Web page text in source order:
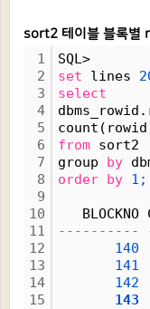
sort2 테이블 블록별
1
2
3
4
5
6
7
8
9
10
11
12
13
14
15
SQL>
set lines
select
from sort2
group by
order by 1;
BLOCKNO
----------
140
141
142
143